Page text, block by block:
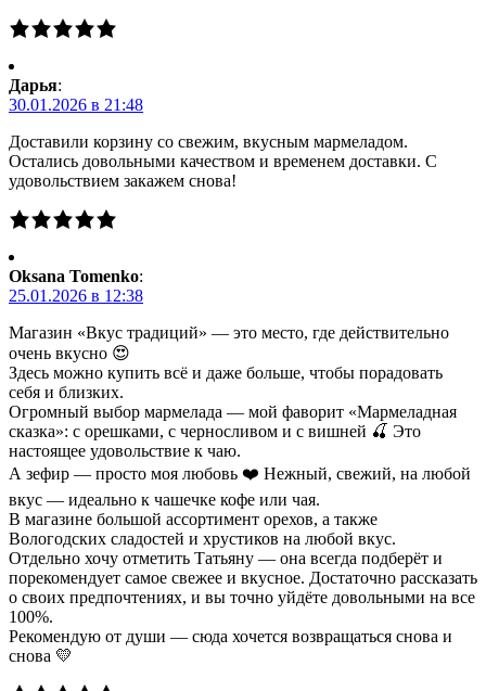
Дарья:
30.01.2026 в 21:48
Доставили корзину со свежим, вкусным мармеладом.
Остались довольными качеством и временем доставки. С
удовольствием закажем снова!
Oksana Tomenko:
25.01.2026 в 12:38
Магазин «Вкус традиций» — это место, где действительно
очень вкусно 😍
Здесь можно купить всё и даже больше, чтобы порадовать
себя и близких.
Огромный выбор мармелада — мой фаворит «Мармеладная
сказка»: с орешками, с черносливом и с вишней 🍒 Это
настоящее удовольствие к чаю.
А зефир — просто моя любовь ❤️ Нежный, свежий, на любой
вкус — идеально к чашечке кофе или чая.
В магазине большой ассортимент орехов, а также
Вологодских сладостей и хрустиков на любой вкус.
Отдельно хочу отметить Татьяну — она всегда подберёт и
порекомендует самое свежее и вкусное. Достаточно рассказать
о своих предпочтениях, и вы точно уйдёте довольными на все
100%.
Рекомендую от души — сюда хочется возвращаться снова и
снова 💛